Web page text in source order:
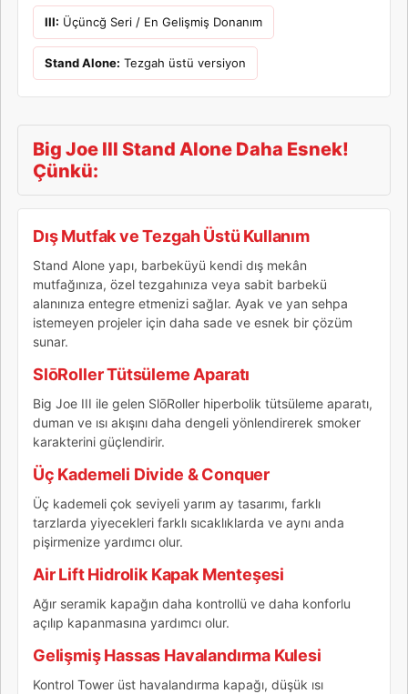
III: Üçüncğ Seri / En Gelişmiş Donanım
Stand Alone: Tezgah üstü versiyon
Big Joe III Stand Alone Daha Esnek!
Çünkü:
Dış Mutfak ve Tezgah Üstü Kullanım
Stand Alone yapı, barbeküyü kendi dış mekân
mutfağınıza, özel tezgahınıza veya sabit barbekü
alanınıza entegre etmenizi sağlar. Ayak ve yan sehpa
istemeyen projeler için daha sade ve esnek bir çözüm
sunar.
SlōRoller Tütsüleme Aparatı
Big Joe III ile gelen SlōRoller hiperbolik tütsüleme aparatı,
duman ve ısı akışını daha dengeli yönlendirerek smoker
karakterini güçlendirir.
Üç Kademeli Divide & Conquer
Üç kademeli çok seviyeli yarım ay tasarımı, farklı
tarzlarda yiyecekleri farklı sıcaklıklarda ve aynı anda
pişirmenize yardımcı olur.
Air Lift Hidrolik Kapak Menteşesi
Ağır seramik kapağın daha kontrollü ve daha konforlu
açılıp kapanmasına yardımcı olur.
Gelişmiş Hassas Havalandırma Kulesi
Kontrol Tower üst havalandırma kapağı, düşük ısı